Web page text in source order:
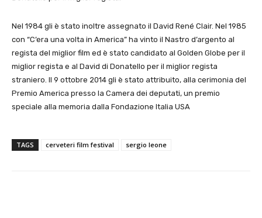
Nel 1984 gli è stato inoltre assegnato il David René Clair. Nel 1985
con “C’era una volta in America” ha vinto il Nastro d’argento al
regista del miglior film ed è stato candidato al Golden Globe per il
miglior regista e al David di Donatello per il miglior regista
straniero. Il 9 ottobre 2014 gli è stato attribuito, alla cerimonia del
Premio America presso la Camera dei deputati, un premio
speciale alla memoria dalla Fondazione Italia USA
TAGS cerveteri film festival sergio leone